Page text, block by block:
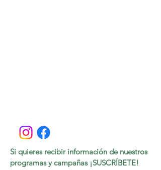
Si quieres recibir información de nuestros
programas y campañas ¡SUSCRÍBETE!